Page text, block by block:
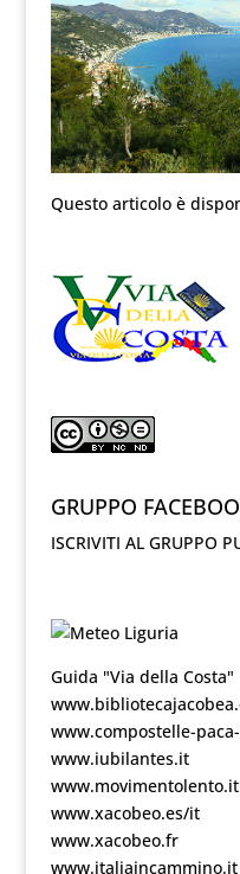
Questo articolo è
GRUPPO
ISCRIVITI AL GRUPPO
Guida "Via della Costa"
www.compostelle-
www.iubilantes.it
www.movimentolento.it
www.xacobeo.es/it
www.xacobeo.fr
www.italiaincammino.it